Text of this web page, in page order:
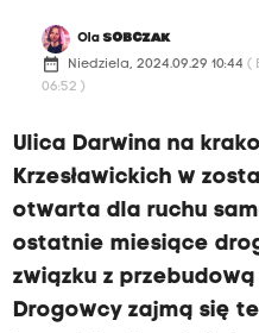
OlaSOBCZAK
date_range Niedziela, 2024.09.29 10:44 (
06:52 )
Ulica Darwina na
Krzesławickich w
otwarta dla ruchu
ostatnie miesiące
związku z
Drogowcy zajmą się